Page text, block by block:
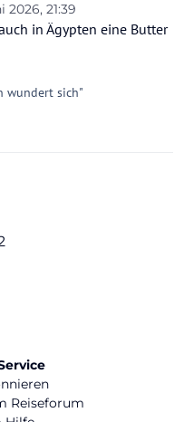
2026, 21:39
in Ägypten eine Butter
wundert sich"
Reiseforum